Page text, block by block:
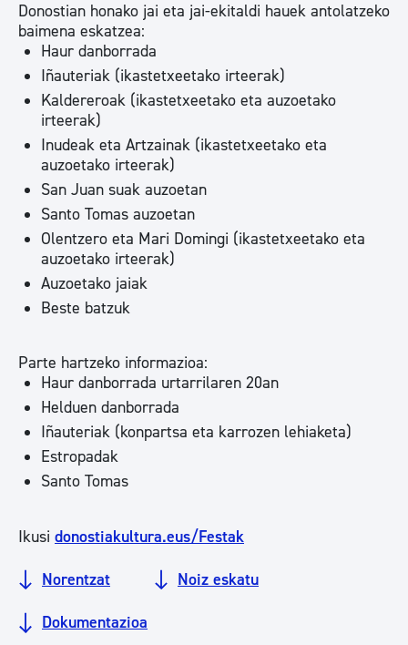
Donostian honako jai eta jai-ekitaldi hauek antolatzeko
baimena eskatzea:
Haur danborrada
Iñauteriak (ikastetxeetako irteerak)
Kaldereroak (ikastetxeetako eta auzoetako
irteerak)
Inudeak eta Artzainak (ikastetxeetako eta
auzoetako irteerak)
San Juan suak auzoetan
Santo Tomas auzoetan
Olentzero eta Mari Domingi (ikastetxeetako eta
auzoetako irteerak)
Auzoetako jaiak
Beste batzuk
Parte hartzeko informazioa:
Haur danborrada urtarrilaren 20an
Helduen danborrada
Iñauteriak (konpartsa eta karrozen lehiaketa)
Estropadak
Santo Tomas
Ikusi donostiakultura.eus/Festak
Norentzat Noiz eskatu
Dokumentazioa